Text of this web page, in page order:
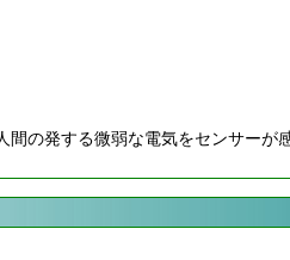
の発する微弱な電気をセンサーが